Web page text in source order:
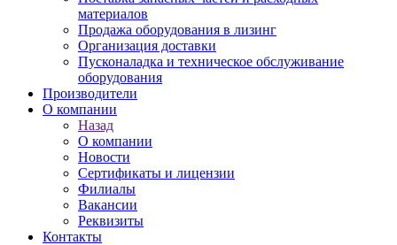
материалов
Продажа оборудования в лизинг
Организация доставки
Пусконаладка и техническое обслуживание
оборудования
Производители
О компании
Назад
О компании
Новости
Сертификаты и лицензии
Филиалы
Вакансии
Реквизиты
Контакты